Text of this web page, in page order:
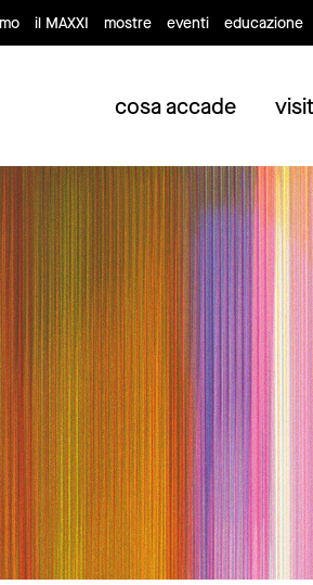
il MAXXI mostre eventi educazione
cosa accade